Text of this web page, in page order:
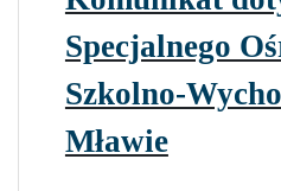
Specjalnego
Szkolno-
Mławie